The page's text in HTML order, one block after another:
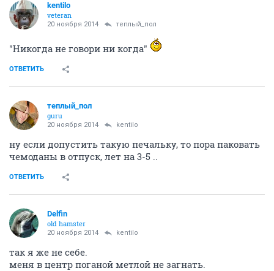
kentilo
veteran
20 ноября 2014 теплый_пол
"Никогда не говори ни когда"
ОТВЕТИТЬ
теплый_пол
guru
20 ноября 2014 kentilo
ну если допустить такую печальку, то пора паковать
чемоданы в отпуск, лет на 3-5 ..
ОТВЕТИТЬ
Delfin
old hamster
20 ноября 2014 kentilo
так я же не себе.
меня в центр поганой метлой не загнать.